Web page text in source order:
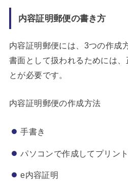
内容証明郵便の書き方
内容証明郵便には、3つの作成
書面として扱われるためには
とが必要です。
内容証明郵便の作成方法
手書き
パソコンで作成してプリン
e内容証明